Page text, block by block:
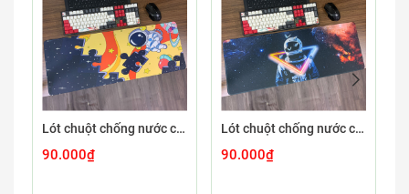
Lót chuột chống nước cỡ lớn 80x30cm dày 3mm ASTRO-03-80X30
90.000₫
Lót chuột chống nước cỡ lớn 80x30cm dày 3mm ASTRO-02-80X30
90.000₫